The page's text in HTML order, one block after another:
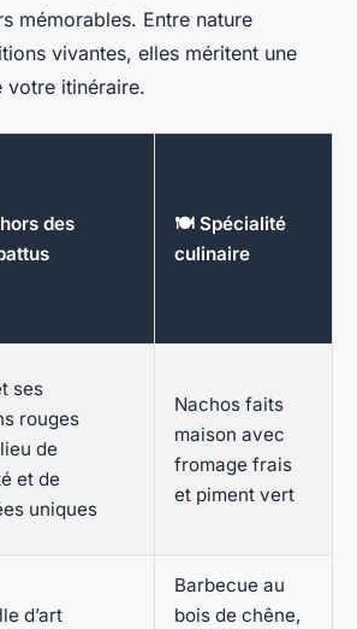
mémorables. Entre nature
vivantes, elles méritent une
itinéraire.
des
🍽️ Spécialité
culinaire
ses
rouges
de
et de
uniques
Nachos faits
maison avec
fromage frais
et piment vert
d’art
Barbecue au
bois de chêne,